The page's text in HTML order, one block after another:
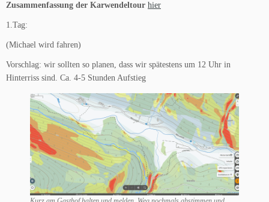
Zusammenfassung der Karwendeltour hier
1.Tag:
(Michael wird fahren)
Vorschlag: wir sollten so planen, dass wir spätestens um 12 Uhr in
Hinterriss sind. Ca. 4-5 Stunden Aufstieg